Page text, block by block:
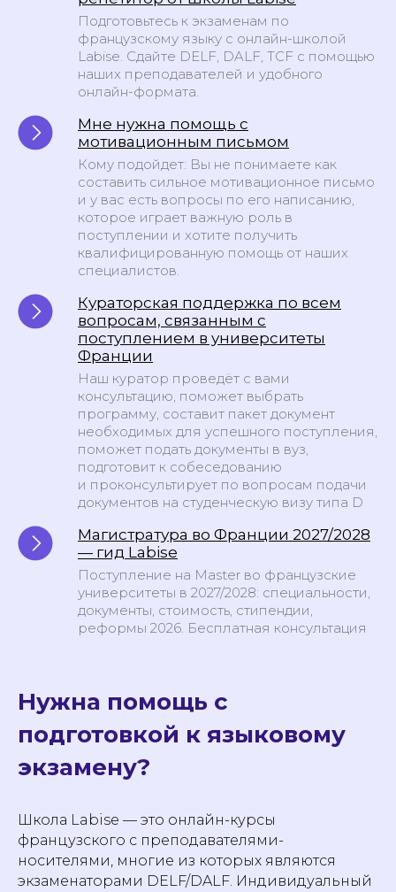
Подготовьтесь к экзаменам по
французскому языку с онлайн-школой
Labise. Сдайте DELF, DALF, TCF с помощью
наших преподавателей и удобного
онлайн-формата.
Мне нужна помощь с
мотивационным письмом
Кому подойдет: Вы не понимаете как
составить сильное мотивационное письмо
и у вас есть вопросы по его написанию,
которое играет важную роль в
поступлении и хотите получить
квалифицированную помощь от наших
специалистов.
Кураторская поддержка по всем
вопросам, связанным с
поступлением в университеты
Франции
Наш куратор проведёт с вами
консультацию, поможет выбрать
программу, составит пакет документ
необходимых для успешного поступления,
поможет подать документы в вуз,
подготовит к собеседованию
и проконсультирует по вопросам подачи
документов на студенческую визу типа D
Магистратура во Франции 2027/2028
— гид Labise
Поступление на Master во французские
университеты в 2027/2028: специальности,
документы, стоимость, стипендии,
реформы 2026. Бесплатная консультация
Нужна помощь с
подготовкой к языковому
экзамену?
Школа Labise — это онлайн-курсы
французского с преподавателями-
носителями, многие из которых являются
экзаменаторами DELF/DALF. Индивидуальный
Разработка сайта